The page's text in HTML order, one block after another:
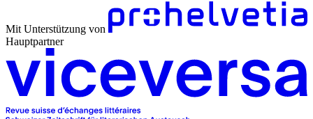
Mit Unterstützung von
Hauptpartner